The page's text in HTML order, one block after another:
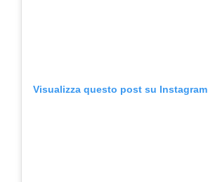
Visualizza questo post su Instagram